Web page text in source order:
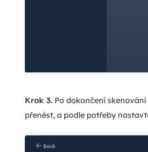
Krok 3. Po dokončení
přenést, a podle potřeby